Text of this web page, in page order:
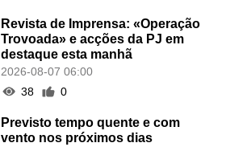
Revista de Imprensa: «Operação
Trovoada» e acções da PJ em
destaque esta manhã
2026-08-07 06:00
38
0
Previsto tempo quente e com
vento nos próximos dias